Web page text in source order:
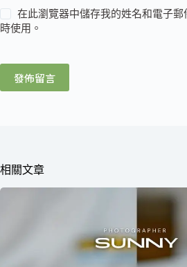
在此瀏覽器中儲存我的姓名和電子
時使用。
發佈留言
相關文章